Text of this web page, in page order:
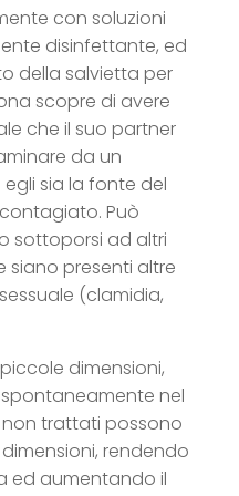
con soluzioni
disinfettante, ed
della salvietta per
scopre di avere
che il suo partner
da un
sia la fonte del
Può
sottoporsi ad altri
siano presenti altre
(clamidia,
dimensioni,
nel
trattati possono
rendendo
ed aumentando il